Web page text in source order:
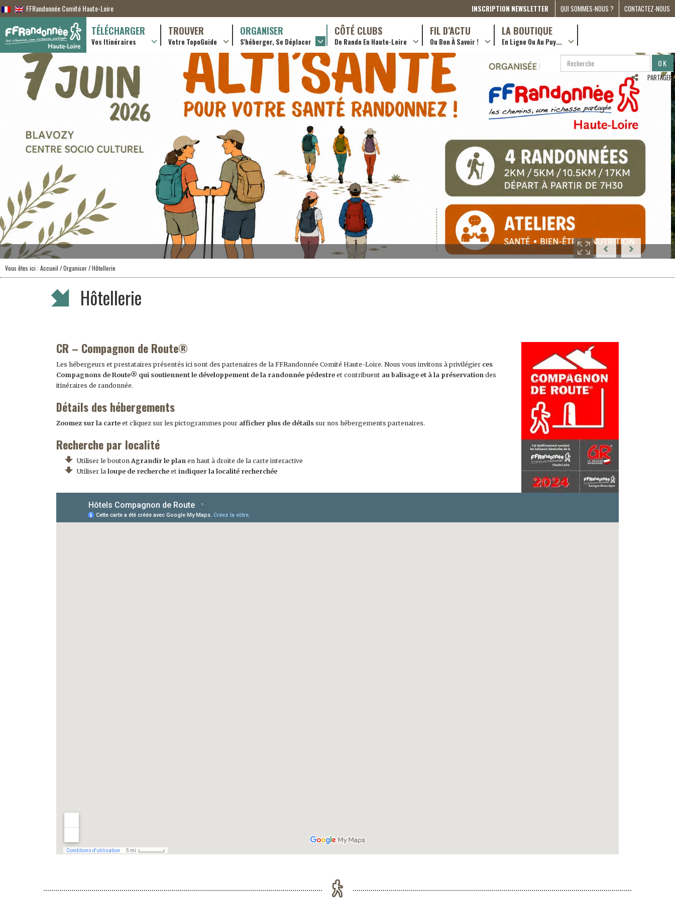
FFRandonnée Comité Haute-Loire INSCRIPTION NEWSLETTER
QUI SOMMES-NOUS ?
A PROPOS
PRESSE
PARTENARIATS
ESPACE MÉDIA
COMPAGNON DE ROUTE
2022
CONTACTEZ-NOUS
TÉLÉCHARGER
Vos Itinéraires
TROUVER
Votre TopoGuide
Randonnées itinerantes (GR)
Randonnées à la journée (PR)
Boutique en ligne
Pratique & conseils
ORGANISER
S'héberger, Se Déplacer
Hôtellerie
Gîtes et chambres d’hôtes
Campings
Restaurants
Transporteurs & services
CÔTÉ CLUBS
De Rando En Haute-Loire
Formations en rando 2024
Rando douce
Trouver un club
Adhérer
Créer un club
Ordre de mission et note de frais
FIL D’ACTU
Ou Bon À Savoir !
LA BOUTIQUE
En Ligne Ou Au Puy...
RECHERCHER
RECHERCHE
PARTAGER
Vous êtes ici : Accueil /Organiser/ Hôtellerie
Hôtellerie
CR – Compagnon de Route®
Les hébergeurs et prestataires présentés ici sont des partenaires de la FFRandonnée Comité Haute-Loire. Nous vous invitons à privilégier ces
Compagnons de Route® qui soutiennent le développement de la randonnée pédestre et contribuent au balisage et à la préservation des
itinéraires de randonnée.
Détails des hébergements
Zoomez sur la carte et cliquez sur les pictogrammes pour afficher plus de détails sur nos hébergements partenaires.
Recherche par localité
Utiliser le bouton Agrandir le plan en haut à droite de la carte interactive
Utiliser la loupe de recherche et indiquer la localité recherchée